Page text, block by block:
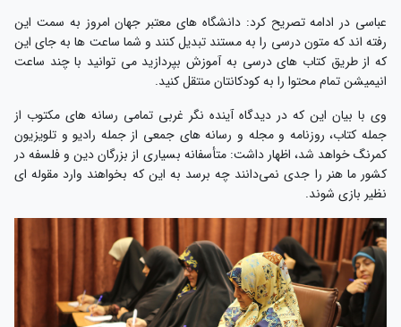
عباسی در ادامه تصریح کرد: دانشگاه های معتبر جهان امروز به سمت این
رفته اند که متون درسی را به مستند تبدیل کنند و شما ساعت ها به جای این
که از طریق کتاب های درسی به آموزش بپردازید می توانید با چند ساعت
انیمیشن تمام محتوا را به کودکانتان منتقل کنید.
وی با بیان این که در دیدگاه آینده نگر غربی تمامی رسانه های مکتوب از
جمله کتاب، روزنامه و مجله و رسانه های جمعی از جمله رادیو و تلویزیون
کمرنگ خواهد شد، اظهار داشت: متأسفانه بسیاری از بزرگان دین و فلسفه در
کشور ما هنر را جدی نمی‌دانند چه برسد به این که بخواهند وارد مقوله ای
نظیر بازی شوند.